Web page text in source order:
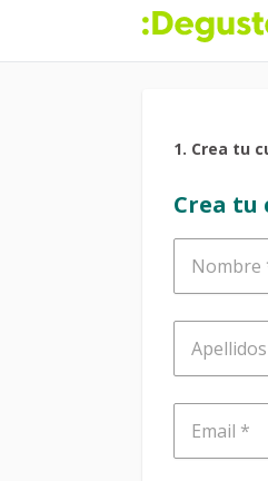
1. Crea tu
Crea tu
Nombre
Apellidos
Email